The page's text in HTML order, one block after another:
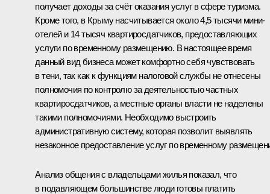
получает доходы за счёт оказания услуг в сфере туризма.
Кроме того, в Крыму насчитывается около 4,5 тысячи мини-
отелей и 14 тысяч квартиросдатчиков, предоставляющих
услуги по временному размещению. В настоящее время
данный вид бизнеса может комфортно себя чувствовать
в тени, так как к функциям налоговой службы не отнесены
полномочия по контролю за деятельностью частных
квартиросдатчиков, а местные органы власти не наделены
такими полномочиями. Необходимо выстроить
административную систему, которая позволит выявлять
незаконное предоставление услуг по временному
Анализ общения с владельцами жилья показал, что
в подавляющем большинстве люди готовы платить